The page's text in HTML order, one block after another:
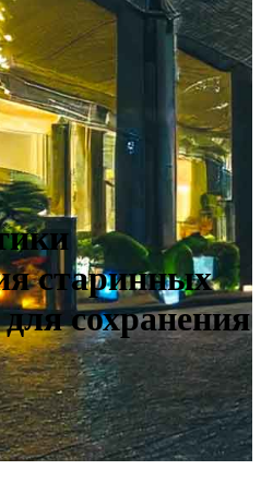
старинных
сохранения